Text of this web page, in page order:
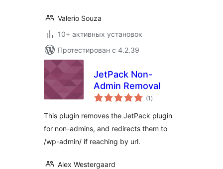
Valerio Souza
10+ активных установок
Протестирован с 4.2.39
JetPack Non-
Admin Removal
(1 общий
рейтинг
)
This plugin removes the JetPack plugin
for non-admins, and redirects them to
/wp-admin/ if reaching by url.
Alex Westergaard